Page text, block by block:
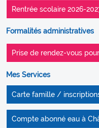
Rentrée scolaire 2026-
Formalités administratives
Prise de rendez-vous
Mes Services
Carte famille /
Compte abonné eau à